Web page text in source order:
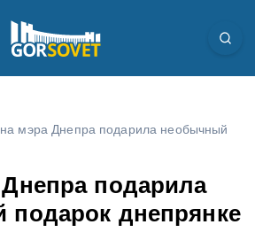
мэра Днепра подарила необычный
подарила
днепрянке